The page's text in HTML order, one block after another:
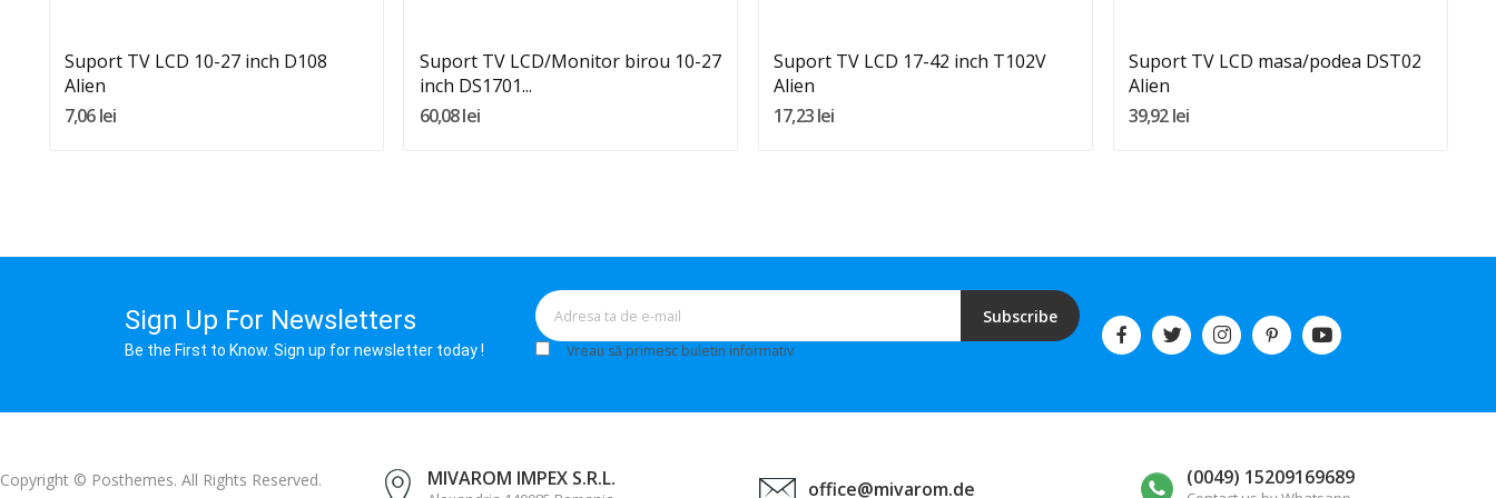
Suport TV LCD 10-27 inch D108
Alien
7,06 lei
Suport TV LCD/Monitor birou 10-27
inch DS1701...
60,08 lei
Suport TV LCD 17-42 inch T102V
Alien
17,23 lei
Suport TV LCD masa/podea DST02
Alien
39,92 lei
Sign Up For Newsletters
Be the First to Know. Sign up for newsletter today !
Subscribe
Vreau să primesc buletin informativ
Copyright © Posthemes. All Rights Reserved. MIVAROM IMPEX S.R.L. office@mivarom.de (0049) 15209169689